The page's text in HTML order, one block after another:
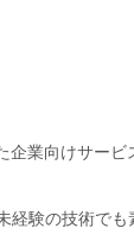
業向けサー
験の技術で